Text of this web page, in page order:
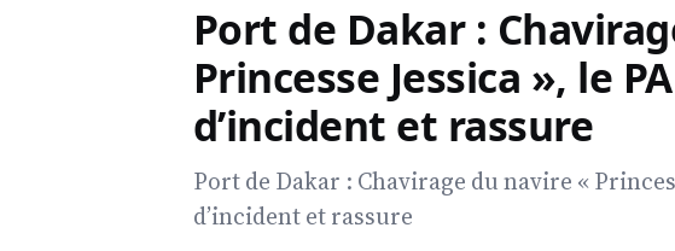
Port de Dakar :
Princesse Jessica », le
d’incident et rassure
Port de Dakar : Chavirage du navire «
d’incident et rassure